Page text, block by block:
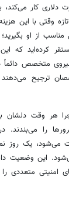
کار می‌کند،
تازه وقتی با این
مناسب از او
کرده‌اید که
متخصص دائماً
ترجیح می‌دهند
هر وقت دلشان
را می‌بندند.
می‌شود، یک روز
این وضعیت
امنیتی متعددی را